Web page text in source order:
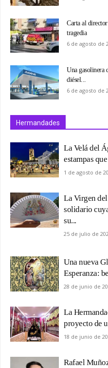
Carta al
tragedia
6 de agosto de
Una gasolinera
diésel...
6 de agosto de
Hermandades
La Velá del
estampas
1 de agosto de
La Virgen
solidario
su...
25 de julio de
Una nueva
Esperanza:
28 de junio de
La
proyecto de
18 de junio de
Rafael